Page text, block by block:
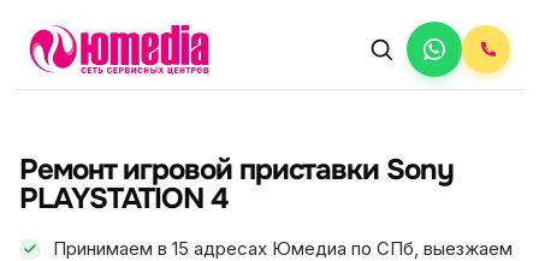
Ремонт игровой приставки Sony
PLAYSTATION 4
Принимаем в 15 адресах Юмедиа по СПб, выезжаем
ФИКС ЦЕНА
АВТОРИЗОВАННЫЙ СЕРВИС